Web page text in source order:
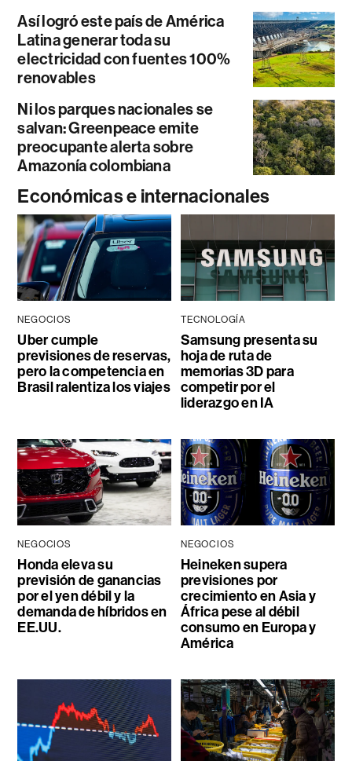
Así logró este país de América
Latina generar toda su
electricidad con fuentes 100%
renovables
Ni los parques nacionales se
salvan: Greenpeace emite
preocupante alerta sobre
Amazonía colombiana
Económicas e internacionales
NEGOCIOS
Uber cumple
previsiones de reservas,
pero la competencia en
Brasil ralentiza los viajes
TECNOLOGÍA
Samsung presenta su
hoja de ruta de
memorias 3D para
competir por el
liderazgo en IA
NEGOCIOS
Honda eleva su
previsión de ganancias
por el yen débil y la
demanda de híbridos en
EE.UU.
NEGOCIOS
Heineken supera
previsiones por
crecimiento en Asia y
África pese al débil
consumo en Europa y
América